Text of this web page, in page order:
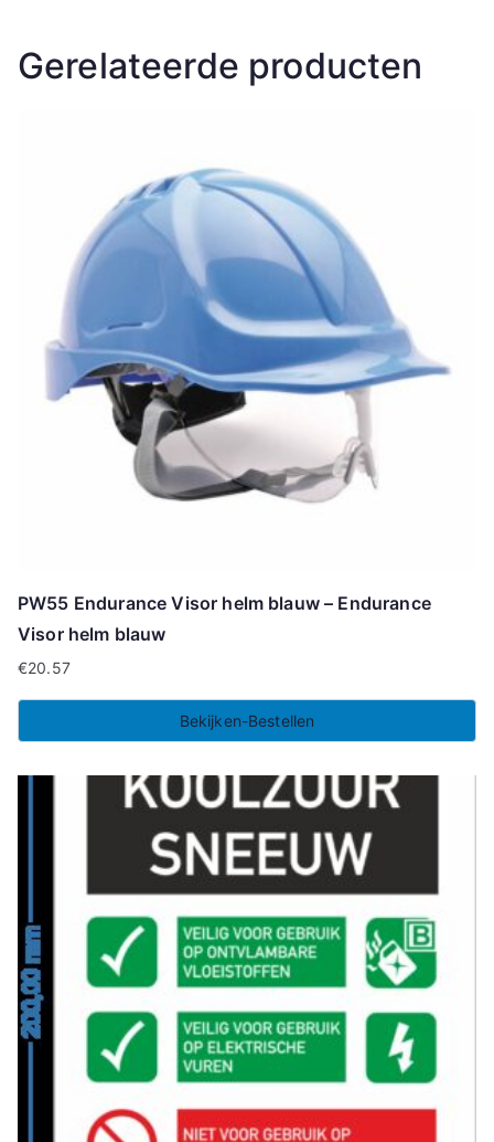
Gerelateerde producten
PW55 Endurance Visor helm blauw – Endurance
Visor helm blauw
€20.57
Bekijken-Bestellen